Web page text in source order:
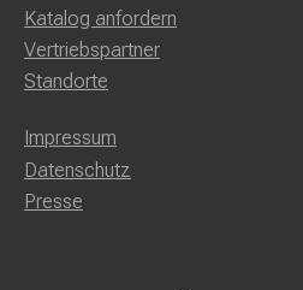
Katalog anfordern
Vertriebspartner
Standorte
Impressum
Datenschutz
Presse